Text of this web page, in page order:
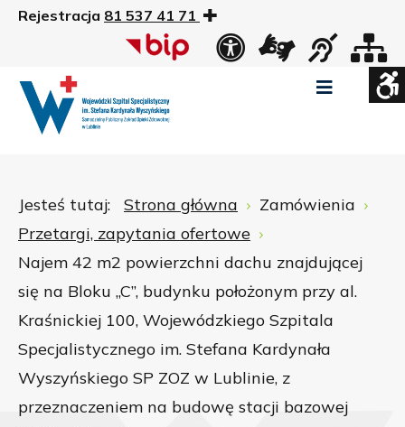
Rejestracja 81 537 41 71
Widok
Jesteś tutaj: Strona główna
Zamówienia
Przetargi, zapytania ofertowe
Najem 42 m2 powierzchni dachu znajdującej
się na Bloku „C”, budynku położonym przy al.
Kraśnickiej 100, Wojewódzkiego Szpitala
Specjalistycznego im. Stefana Kardynała
Wyszyńskiego SP ZOZ w Lublinie, z
przeznaczeniem na budowę stacji bazowej